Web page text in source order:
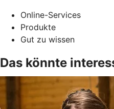
Online-Services
Produkte
Gut zu wissen
Das könnte